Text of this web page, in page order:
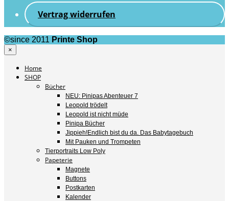
Vertrag widerrufen
©since 2011 Printe Shop
×
Home
SHOP
Bücher
NEU: Pinipas Abenteuer 7
Leopold trödelt
Leopold ist nicht müde
Pinipa Bücher
Jippieh!Endlich bist du da. Das Babytagebuch
Mit Pauken und Trompeten
Tierportraits Low Poly
Papeterie
Magnete
Buttons
Postkarten
Kalender